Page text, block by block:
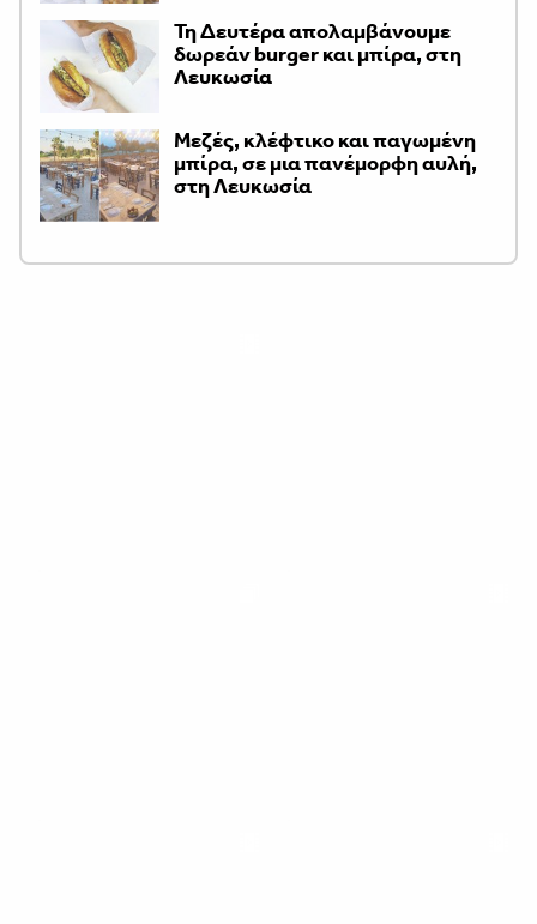
Τη Δευτέρα απολαμβάνουμε
δωρεάν burger και μπίρα, στη
Λευκωσία
Μεζές, κλέφτικο και παγωμένη
μπίρα, σε μια πανέμορφη αυλή,
στη Λευκωσία